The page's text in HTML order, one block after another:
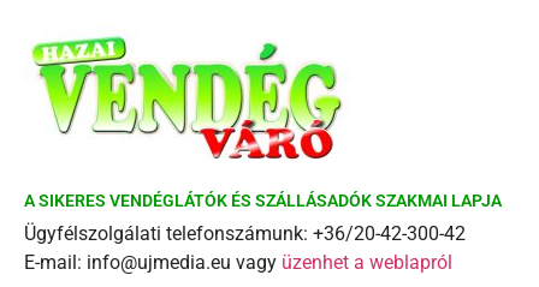
A SIKERES VENDÉGLÁTÓK ÉS SZÁLLÁSADÓK SZAKMAI LAPJA
Ügyfélszolgálati telefonszámunk: +36/20-42-300-42
E-mail: info@ujmedia.eu vagy üzenhet a weblapról